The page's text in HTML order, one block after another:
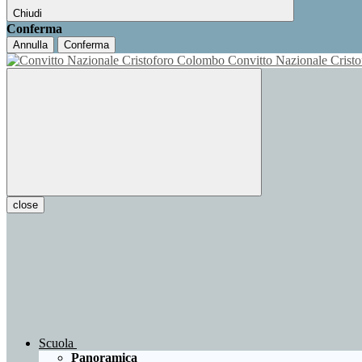
Chiudi
Conferma
Annulla Conferma
Convitto Nazionale
close
Scuola
Panoramica